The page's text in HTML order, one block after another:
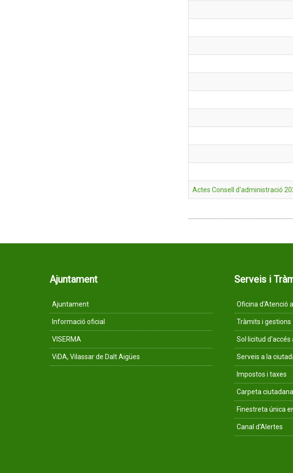
Actes Consell d'administració
Ajuntament
Ajuntament
Informació oficial
VISERMA
ViDA, Vilassar de Dalt Aigües
Serveis i
Oficina d'Atenció
Tràmits i gestions
Sol·licitud
Serveis a la
Impostos i taxes
Carpeta ciutadana
Finestreta única
Canal d'Alertes